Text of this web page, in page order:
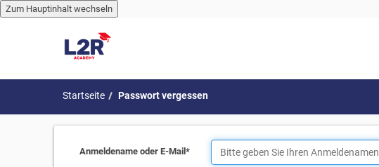
Zum Hauptinhalt wechseln
Zum Hauptinhalt wechseln
Startseite Passwort vergessen
Anmeldename oder E-Mail*